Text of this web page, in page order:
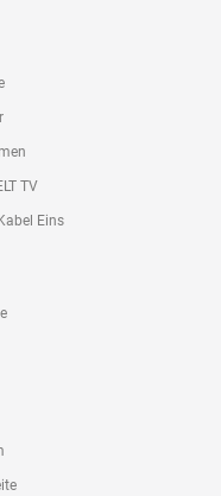
TV
Eins